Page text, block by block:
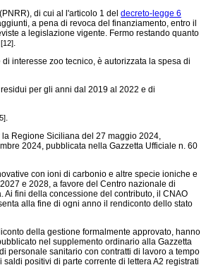
di cui al l'articolo 1 del decreto-legge 6
a pena di revoca del finanziamento, entro il
a legislazione vigente. Fermo restando quanto
[12].
interesse zoo tecnico, è autorizzata la spesa di
per gli anni dal 2019 al 2022 e di
.
Regione Siciliana del 27 maggio 2024,
2024, pubblicata nella Gazzetta Ufficiale n. 60
con ioni di carbonio e altre specie ioniche e
e 2028, a favore del Centro nazionale di
fini della concessione del contributo, il CNAO
alla fine di ogni anno il rendiconto dello stato
della gestione formalmente approvato, hanno
nel supplemento ordinario alla Gazzetta
personale sanitario con contratti di lavoro a tempo
positivi di parte corrente di lettera A2 registrati